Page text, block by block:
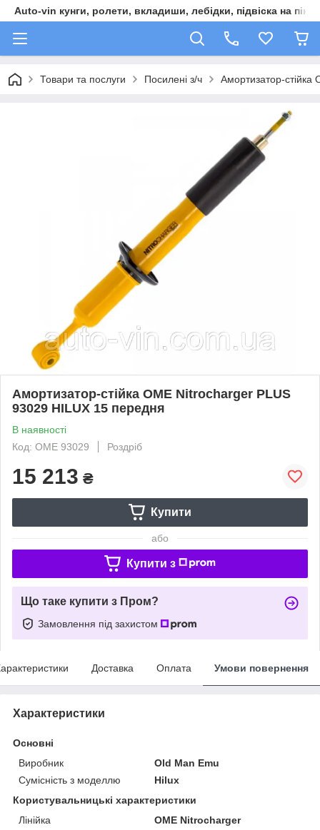
Auto-vin кунги, ролети, вкладиши, лебідки, підвіска на пікап
Товари та послуги Посилені з/ч Амортизатор-
Амортизатор-стійка OME Nitrocharger PLUS
93029 HILUX 15 передня
В наявності
Код: OME 93029
Роздріб
15 213 ₴
Купити
або
Купити з
Що таке купити з Пром?
Замовлення під захистом
Доставка Оплата Умови повернення
Характеристики
Основні
Виробник
Old Man Emu
Сумісність з моделлю
Hilux
Користувальницькі характеристики
Лінійка
OME Nitrocharger